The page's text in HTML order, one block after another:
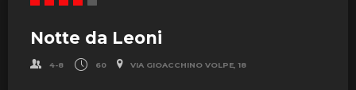
Notte da Leoni
4-8 60 VIA GIOACCHINO VOLPE, 18